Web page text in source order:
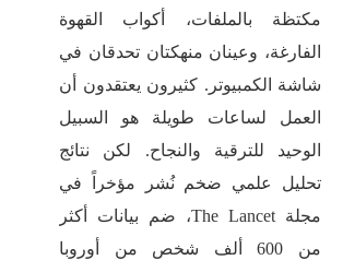
مكتظة بالملفات، أكواب القهوة
الفارغة، وعينان منهكتان تحدقان في
شاشة الكمبيوتر. كثيرون يعتقدون أن
العمل لساعات طويلة هو السبيل
الوحيد للترقية والنجاح. لكن نتائج
تحليل علمي ضخم نُشر مؤخراً في
مجلة The Lancet، ضم بيانات أكثر
من 600 ألف شخص من أوروبا